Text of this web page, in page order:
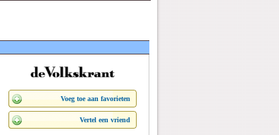
Voeg toe aan favorieten
Vertel een vriend